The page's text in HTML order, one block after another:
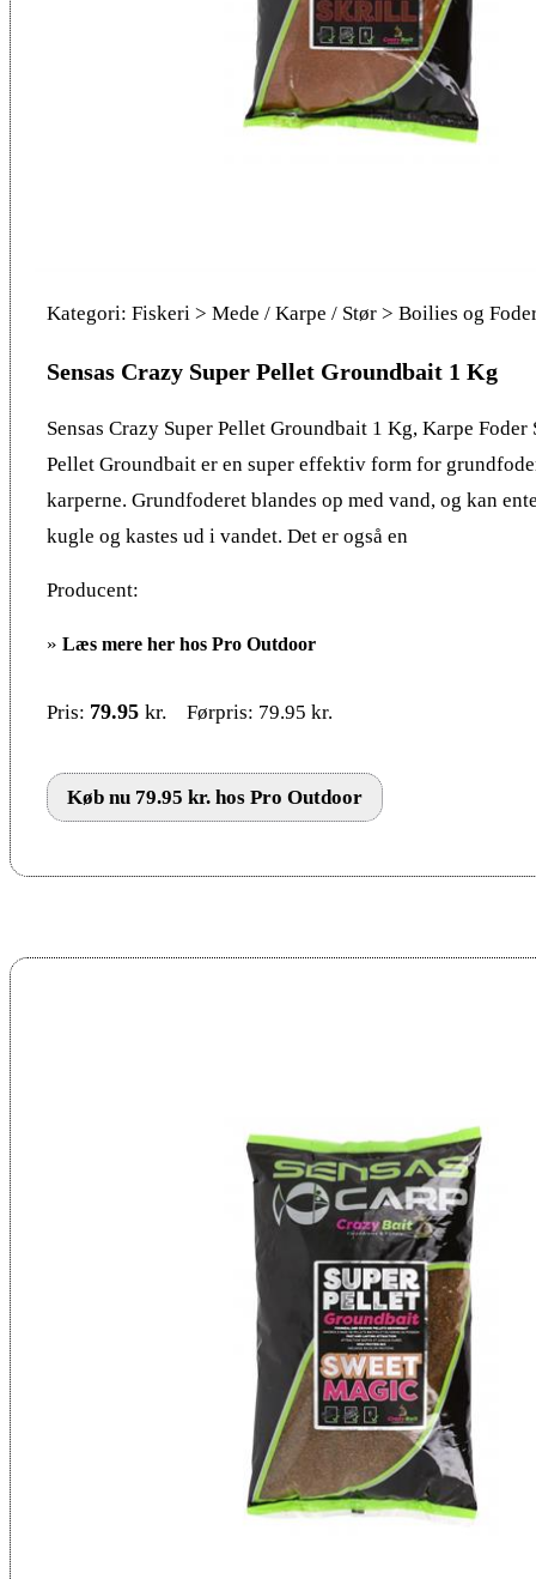
Kategori: Fiskeri > Mede / Karpe / Stør > Boilies og
Sensas Crazy Super Pellet Groundbait 1 Kg
Sensas Crazy Super Pellet Groundbait 1 Kg, Karpe Foder
Pellet Groundbait er en super effektiv form for
karperne. Grundfoderet blandes op med vand, og kan
kugle og kastes ud i vandet. Det er også en
Producent:
» Læs mere her hos Pro Outdoor
Pris: 79.95 kr. Førpris: 79.95 kr.
Køb nu 79.95 kr. hos Pro Outdoor